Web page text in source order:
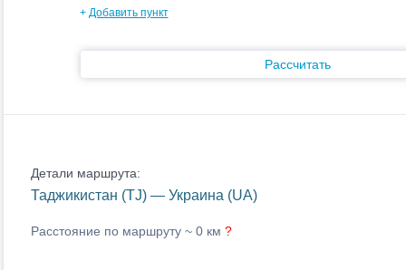
+ Добавить пункт
Рассчитать
Детали маршрута:
Таджикистан (TJ) — Украина (UA)
Расстояние по маршруту ~ 0 км ?